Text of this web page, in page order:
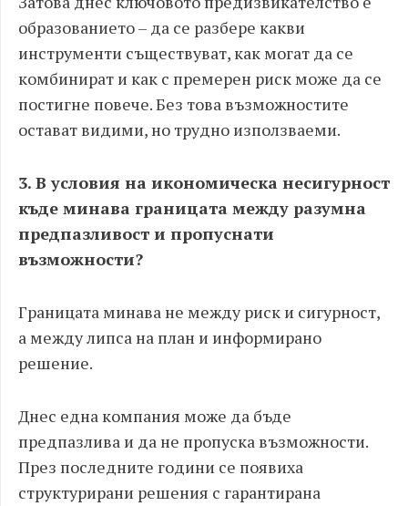
образованието – да се разбере какви
инструменти съществуват, как могат да се
комбинират и как с премерен риск може да се
постигне повече. Без това възможностите
остават видими, но трудно използваеми.
3. В условия на икономическа несигурност
къде минава границата между разумна
предпазливост и пропуснати
възможности?
Границата минава не между риск и сигурност,
а между липса на план и информирано
решение.
Днес една компания може да бъде
предпазлива и да не пропуска възможности.
През последните години се появиха
структурирани решения с гарантирана